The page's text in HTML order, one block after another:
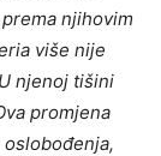
njihovim
više nije
U njenoj tišini
promjena